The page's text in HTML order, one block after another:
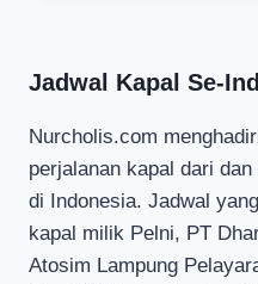
Jadwal Kapal Se-
Nurcholis.com
perjalanan kapal dari
di Indonesia. Jadwal
kapal milik Pelni, PT
Atosim Lampung